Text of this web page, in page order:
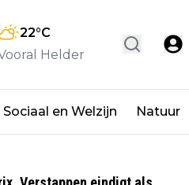
22°C
Helder
Sociaal en Welzijn Natuur